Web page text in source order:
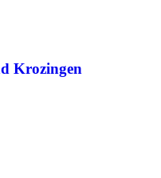
Krozingen